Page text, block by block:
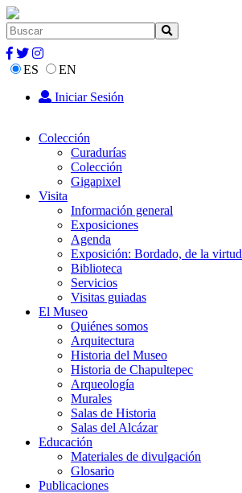
ES
EN
Iniciar Sesión
Colección
Curadurías
Colección
Gigapixel
Visita
Información general
Exposiciones
Agenda
Exposición: Bordado, de la virtud
Biblioteca
Servicios
Visitas guiadas
El Museo
Quiénes somos
Arquitectura
Historia del Museo
Historia de Chapultepec
Arqueología
Murales
Salas de Historia
Salas del Alcázar
Educación
Materiales de divulgación
Glosario
Publicaciones